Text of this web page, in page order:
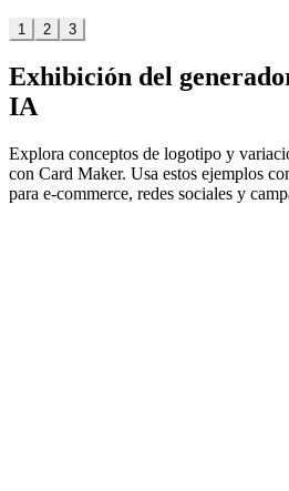
1 2 3
Exhibición del
IA
Explora conceptos de logotipo y
con Card Maker. Usa estos ejemplos
para e-commerce, redes sociales y